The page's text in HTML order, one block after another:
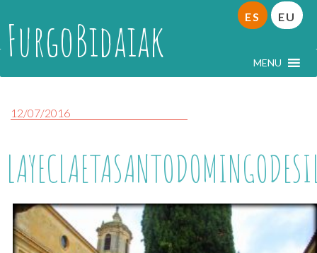
FurgoBidaiak MENU
ES EU
12/07/2016